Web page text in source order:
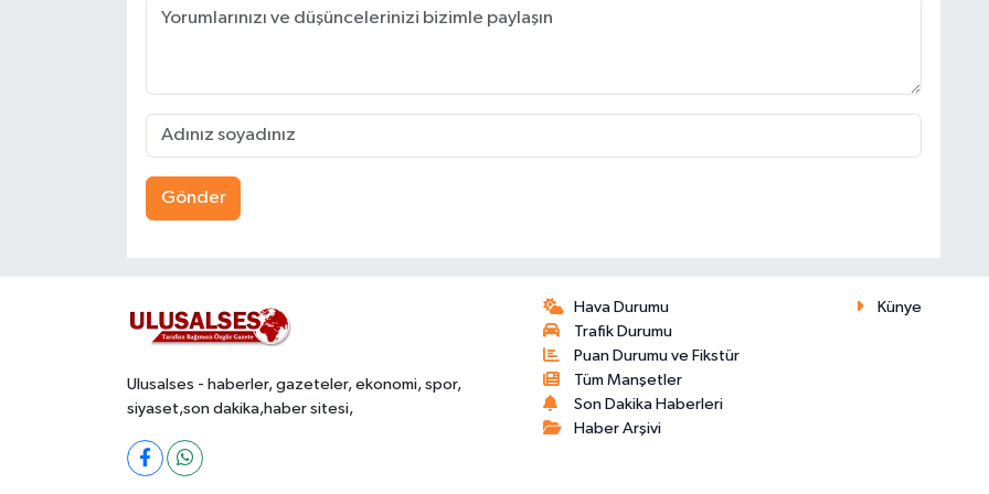
Gönder
Ulusalses - haberler, gazeteler, ekonomi, spor,
siyaset,son dakika,haber sitesi,
Hava Durumu
Trafik Durumu
Puan Durumu ve Fikstür
Tüm Manşetler
Son Dakika Haberleri
Haber Arşivi
Künye